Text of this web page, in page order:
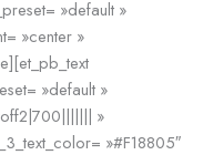
»default »
»center »
»default »
»
»#F18805″